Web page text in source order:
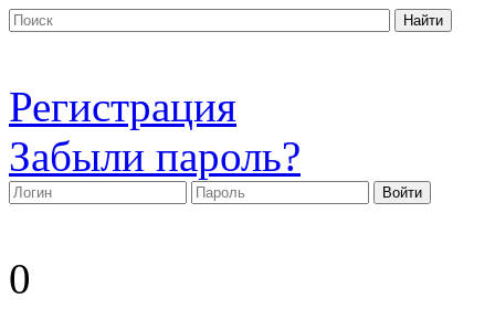
Регистрация
Забыли пароль?
0